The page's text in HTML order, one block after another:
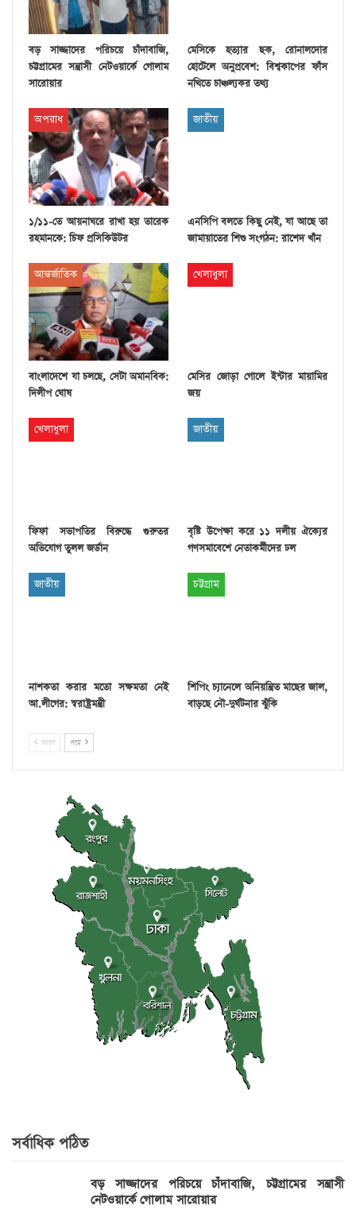
বড় সাজ্জাদের পরিচয়ে চাঁদাবাজি,
চট্টগ্রামের সন্ত্রাসী নেটওয়ার্কে গোলাম
সারোয়ার
মেসিকে হত্যার ছক, রোনালদোর
হোটেলে অনুপ্রবেশ: বিশ্বকাপের ফাঁস
নথিতে চাঞ্চল্যকর তথ্য
অপরাধ
১/১১-তে আয়নাঘরে রাখা হয় তারেক
রহমানকে: চিফ প্রসিকিউটর
জাতীয়
এনসিপি বলতে কিছু নেই, যা আছে তা
জামায়াতের শিশু সংগঠন: রাশেদ খাঁন
আন্তর্জাতিক
বাংলাদেশে যা চলছে, সেটা অমানবিক:
দিলীপ ঘোষ
খেলাধুলা
মেসির জোড়া গোলে ইন্টার মায়ামির
জয়
খেলাধুলা
ফিফা সভাপতির বিরুদ্ধে গুরুতর
অভিযোগ তুলল জর্ডান
জাতীয়
বৃষ্টি উপেক্ষা করে ১১ দলীয় ঐক্যের
গণসমাবেশে নেতাকর্মীদের ঢল
জাতীয়
নাশকতা করার মতো সক্ষমতা নেই
আ.লীগের: স্বরাষ্ট্রমন্ত্রী
চট্টগ্রাম
শিপিং চ্যানেলে অনিয়ন্ত্রিত মাছের জাল,
বাড়ছে নৌ-দুর্ঘটনার ঝুঁকি
আগে পরে
সর্বাধিক পঠিত
বড় সাজ্জাদের পরিচয়ে চাঁদাবাজি, চট্টগ্রামের সন্ত্রাসী
নেটওয়ার্কে গোলাম সারোয়ার